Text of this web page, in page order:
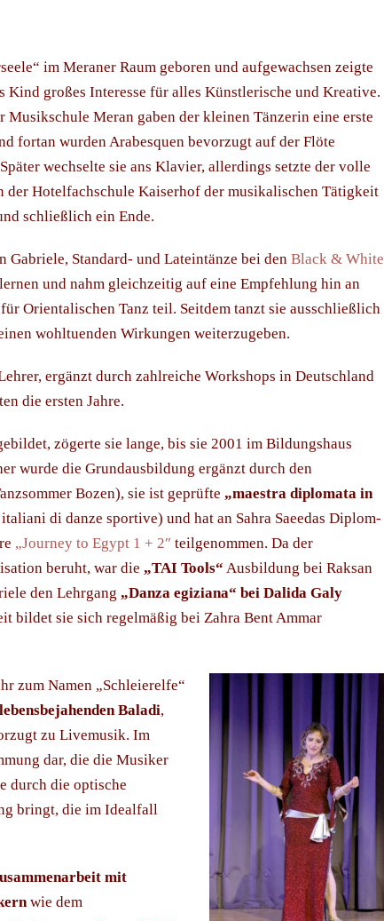
im Meraner Raum geboren und aufgewachsen zeigte
Kind großes Interesse für alles Künstlerische und Kreative.
Musikschule Meran gaben der kleinen Tänzerin eine erste
fortan wurden Arabesquen bevorzugt auf der Flöte
wechselte sie ans Klavier, allerdings setzte der volle
der Hotelfachschule Kaiserhof der musikalischen Tätigkeit
schließlich ein Ende.
Gabriele, Standard- und Lateintänze bei den Black & White
und nahm gleichzeitig auf eine Empfehlung hin an
Orientalischen Tanz teil. Seitdem tanzt sie ausschließlich
wohltuenden Wirkungen weiterzugeben.
ergänzt durch zahlreiche Workshops in Deutschland
die ersten Jahre.
zögerte sie lange, bis sie 2001 im Bildungshaus
wurde die Grundausbildung ergänzt durch den
Bozen), sie ist geprüfte „maestra diplomata in
di danze sportive) und hat an Sahra Saeedas Diplom-
„Journey to Egypt 1 + 2″ teilgenommen. Da der
beruht, war die „TAI Tools“ Ausbildung bei Raksan
den Lehrgang „Danza egiziana“ bei Dalida Galy
bildet sie sich regelmäßig bei Zahra Bent Ammar
zum Namen „Schleierelfe“
lebensbejahenden Baladi,
zu Livemusik. Im
dar, die die Musiker
durch die optische
bringt, die im Idealfall
mit
wie dem